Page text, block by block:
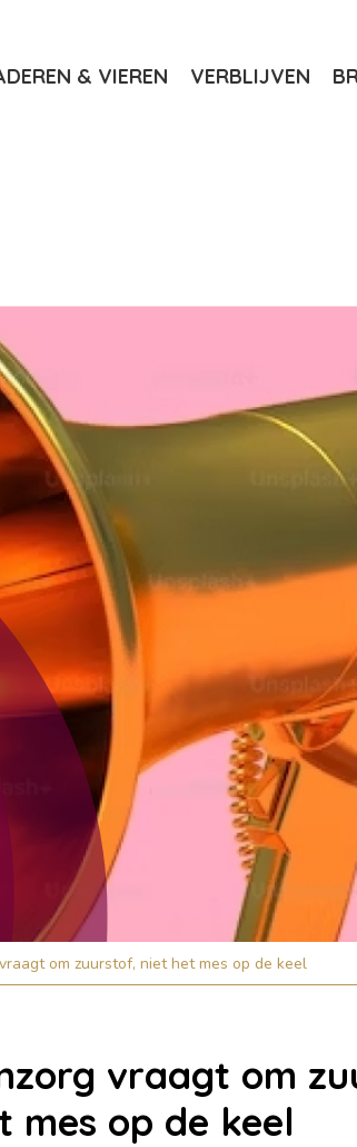
& VIEREN VERBLIJVEN
om zuurstof, niet het mes op de keel
vraagt om
mes op de keel